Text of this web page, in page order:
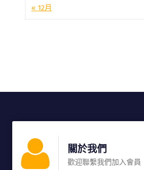
« 12月
關於我們
歡迎聯繫我們加入會員